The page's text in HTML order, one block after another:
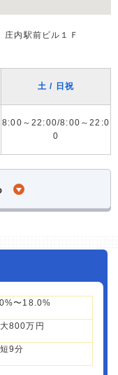
内駅前ビル１Ｆ
土 / 日祝
8:00～22:00/8:00～22:0
0
〜18.0%
800万円
9分